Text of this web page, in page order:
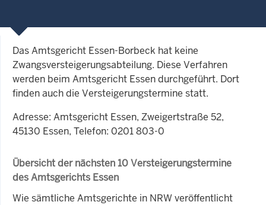
Das Amtsgericht Essen-Borbeck hat keine
Zwangsversteigerungsabteilung. Diese Verfahren
werden beim Amtsgericht Essen durchgeführt. Dort
finden auch die Versteigerungstermine statt.
Adresse: Amtsgericht Essen, Zweigertstraße 52,
45130 Essen, Telefon: 0201 803-0
Übersicht der nächsten 10 Versteigerungstermine
des Amtsgerichts Essen
Wie sämtliche Amtsgerichte in NRW veröffentlicht